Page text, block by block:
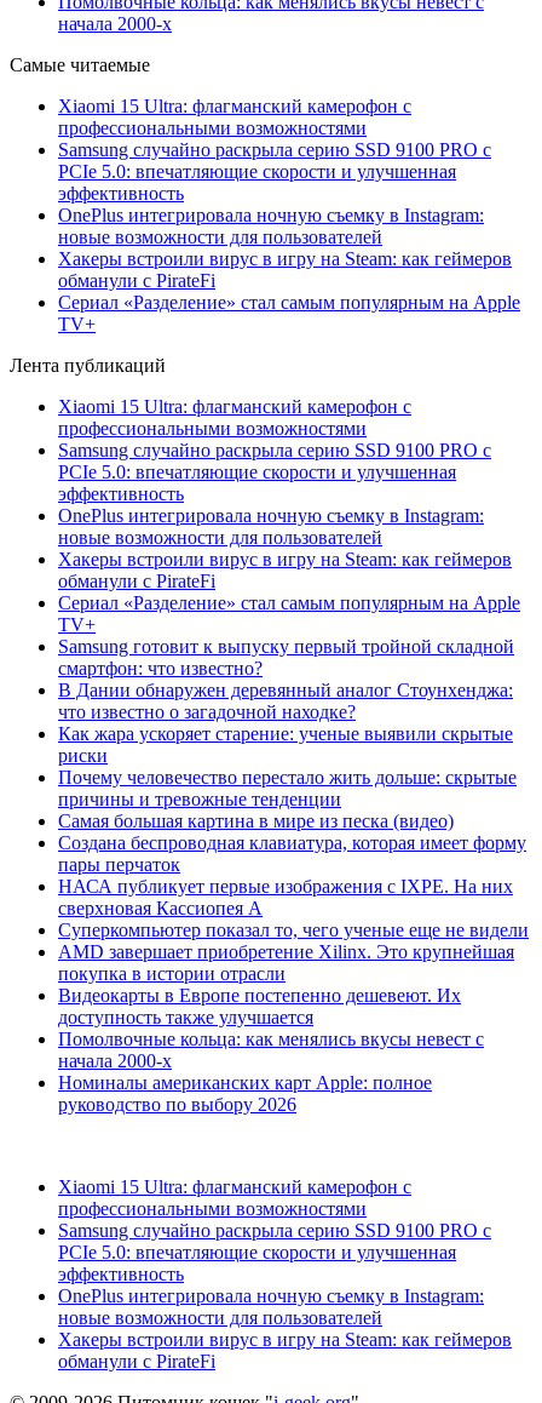
начала 2000-х
Самые читаемые
Xiaomi 15 Ultra: флагманский камерофон с
профессиональными возможностями
Samsung случайно раскрыла серию SSD 9100 PRO с
PCIe 5.0: впечатляющие скорости и улучшенная
эффективность
OnePlus интегрировала ночную съемку в Instagram:
новые возможности для пользователей
Хакеры встроили вирус в игру на Steam: как геймеров
обманули с PirateFi
Сериал «Разделение» стал самым популярным на Apple
TV+
Лента публикаций
Xiaomi 15 Ultra: флагманский камерофон с
профессиональными возможностями
Samsung случайно раскрыла серию SSD 9100 PRO с
PCIe 5.0: впечатляющие скорости и улучшенная
эффективность
OnePlus интегрировала ночную съемку в Instagram:
новые возможности для пользователей
Хакеры встроили вирус в игру на Steam: как геймеров
обманули с PirateFi
Сериал «Разделение» стал самым популярным на Apple
TV+
Samsung готовит к выпуску первый тройной складной
смартфон: что известно?
В Дании обнаружен деревянный аналог Стоунхенджа:
что известно о загадочной находке?
Как жара ускоряет старение: ученые выявили скрытые
риски
Почему человечество перестало жить дольше: скрытые
причины и тревожные тенденции
Самая большая картина в мире из песка (видео)
Создана беспроводная клавиатура, которая имеет форму
пары перчаток
НАСА публикует первые изображения с IXPE. На них
сверхновая Кассиопея А
Суперкомпьютер показал то, чего ученые еще не видели
AMD завершает приобретение Xilinx. Это крупнейшая
покупка в истории отрасли
Видеокарты в Европе постепенно дешевеют. Их
доступность также улучшается
Помолвочные кольца: как менялись вкусы невест с
начала 2000-х
Номиналы американских карт Apple: полное
руководство по выбору 2026
Xiaomi 15 Ultra: флагманский камерофон с
профессиональными возможностями
Samsung случайно раскрыла серию SSD 9100 PRO с
PCIe 5.0: впечатляющие скорости и улучшенная
эффективность
OnePlus интегрировала ночную съемку в Instagram:
новые возможности для пользователей
Хакеры встроили вирус в игру на Steam: как геймеров
обманули с PirateFi